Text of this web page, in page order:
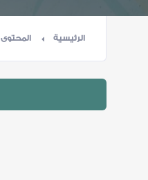
الرئيسية المحتوى